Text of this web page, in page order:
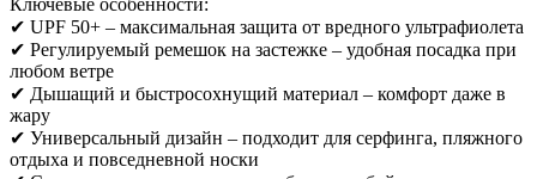
✔ UPF 50+ – максимальная защита от вредного ультрафиолета
✔ Регулируемый ремешок на застежке – удобная посадка при
любом ветре
✔ Дышащий и быстросохнущий материал – комфорт даже в
жару
✔ Универсальный дизайн – подходит для серфинга, пляжного
отдыха и повседневной носки